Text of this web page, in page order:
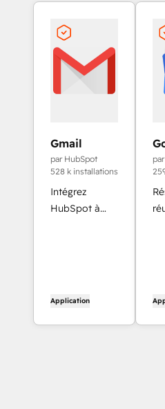
Gmail
par HubSpot
528 k installations
Intégrez
HubSpot à
Application